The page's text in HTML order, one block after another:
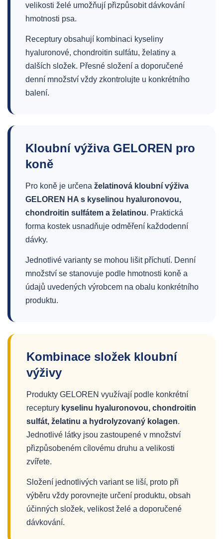
velikosti želé umožňují přizpůsobit dávkování
hmotnosti psa.
Receptury obsahují kombinaci kyseliny
hyaluronové, chondroitin sulfátu, želatiny a
dalších složek. Přesné složení a doporučené
denní množství vždy zkontrolujte u konkrétního
balení.
Kloubní výživa GELOREN pro
koně
Pro koně je určena želatinová kloubní výživa
GELOREN HA s kyselinou hyaluronovou,
chondroitin sulfátem a želatinou. Praktická
forma kostek usnadňuje odměření každodenní
dávky.
Jednotlivé varianty se mohou lišit příchutí. Denní
množství se stanovuje podle hmotnosti koně a
údajů uvedených výrobcem na obalu konkrétního
produktu.
Kombinace složek kloubní
výživy
Produkty GELOREN využívají podle konkrétní
receptury kyselinu hyaluronovou, chondroitin
sulfát, želatinu a hydrolyzovaný kolagen.
Jednotlivé látky jsou zastoupené v množství
přizpůsobeném cílovému druhu a velikosti
zvířete.
Složení jednotlivých variant se liší, proto při
výběru vždy porovnejte určení produktu, obsah
účinných složek, velikost želé a doporučené
dávkování.